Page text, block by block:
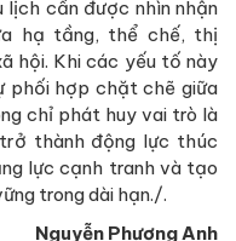
cần được nhìn nhận
hạ tầng, thể chế, thị
hội. Khi các yếu tố này
phối hợp chặt chẽ giữa
chỉ phát huy vai trò là
thành động lực thúc
lực cạnh tranh và tạo
trong dài hạn./.
Nguyễn Phương Anh